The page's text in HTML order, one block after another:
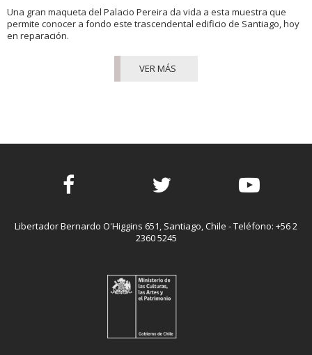
Una gran maqueta del Palacio Pereira da vida a esta muestra que
permite conocer a fondo este trascendental edificio de Santiago, hoy
en reparación.
VER MÁS
Libertador Bernardo O'Higgins 651, Santiago, Chile - Teléfono: +56 2
2360 5245